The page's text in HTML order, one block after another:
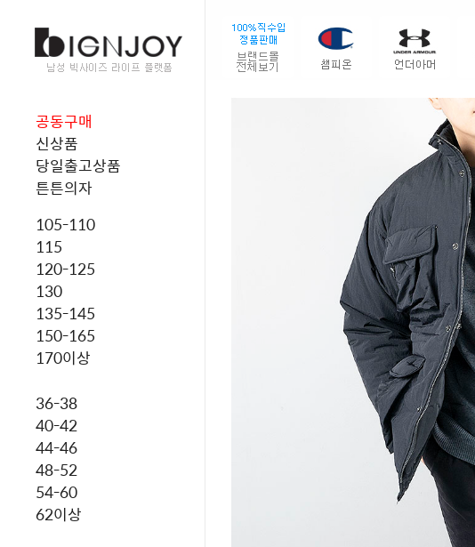
공동구매
신상품
당일출고상품
튼튼의자
105-110
115
120-125
130
135-145
150-165
170이상
36-38
40-42
44-46
48-52
54-60
62이상